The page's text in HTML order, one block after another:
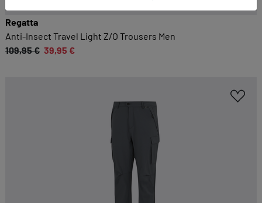
EINWILLIGUNG ZUR
DATENVERARBEITUNG
Hier finden Sie eine Übersicht über alle verwendeten
Speichern
Zurück |Einwilligung nicht erteilen
Regatta
Anti-Insect Travel Light Z/O Trousers Men
109,95 € 39,95 €